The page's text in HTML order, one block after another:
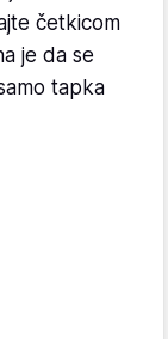
četkicom
je da se
tapka